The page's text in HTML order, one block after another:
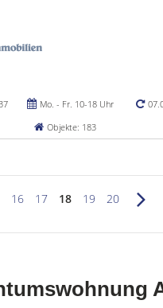
Mo. - Fr. 10-18 Uhr
Objekte: 183
16 17 18 19 20